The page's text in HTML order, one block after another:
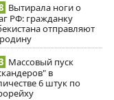
Вытирала ноги о
РФ: гражданку
отправляют
Массовый пуск
в
6 штук по